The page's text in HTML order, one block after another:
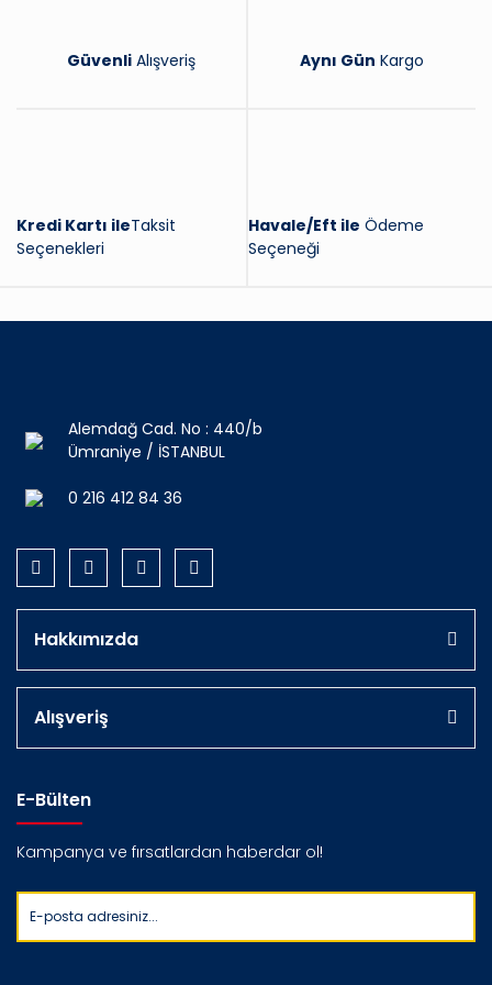
Güvenli Alışveriş Aynı Gün Kargo
Kredi Kartı ileTaksit
Seçenekleri
Havale/Eft ile Ödeme
Seçeneği
Alemdağ Cad. No : 440/b
Ümraniye / İSTANBUL
0 216 412 84 36
Hakkımızda
Alışveriş
E-Bülten
Kampanya ve fırsatlardan haberdar ol!